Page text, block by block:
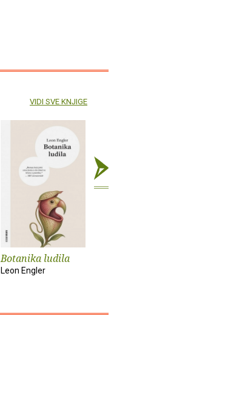
Botanika ludila
Leon Engler
VIDI SVE KNJIGE